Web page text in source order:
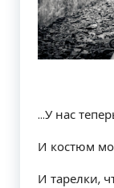
…У нас
И костюм
И тарелки,